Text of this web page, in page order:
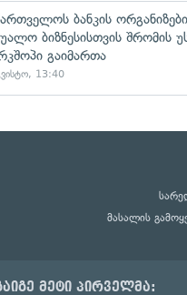
ბანკის
ბიზნესისთვის შრომის
გაიმართა
13:40
მასალის
მეტი პირველმა: